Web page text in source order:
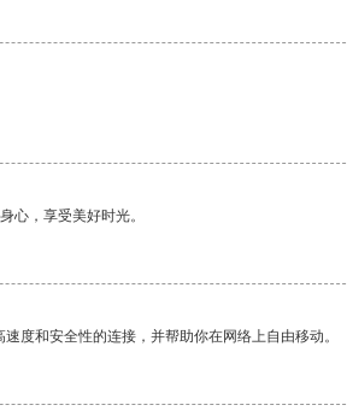
心，享受美好时光。
度和安全性的连接，并帮助你在网络上自由移动。